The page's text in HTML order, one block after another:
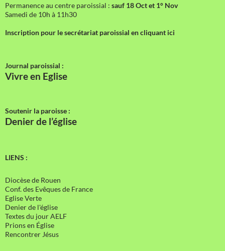
Permanence au centre paroissial : sauf 18 Oct et 1° Nov
Samedi de 10h à 11h30
Inscription pour le secrétariat paroissial en cliquant ici
Journal paroissial :
Vivre en Eglise
Soutenir la paroisse :
Denier de l’église
LIENS :
Diocèse de Rouen
Conf. des Evêques de France
Eglise Verte
Denier de l'église
Textes du jour AELF
Prions en Église
Rencontrer Jésus